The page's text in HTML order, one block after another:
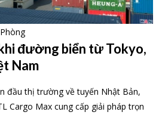
đường biển từ Tokyo,
Nam
đầu thị trường về tuyến Nhật Bản,
Cargo Max cung cấp giải pháp trọn